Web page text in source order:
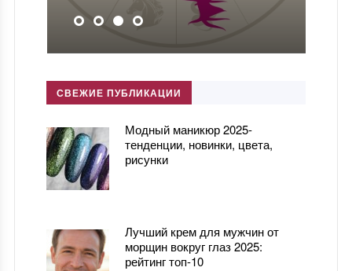
СВЕЖИЕ ПУБЛИКАЦИИ
Модный маникюр 2025-
тенденции, новинки, цвета,
рисунки
Лучший крем для мужчин от
морщин вокруг глаз 2025:
рейтинг топ-10